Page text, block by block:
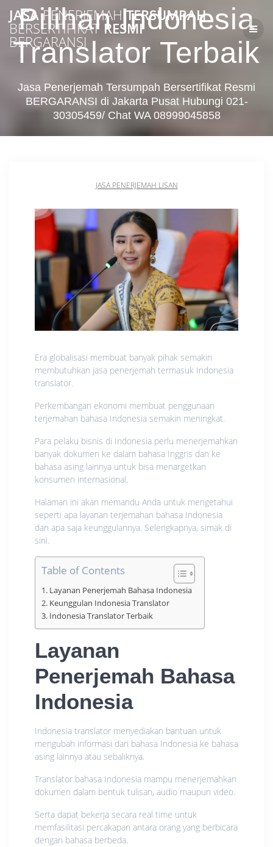
to
content
JASAPENERJEMAHTERSUMPAH
BERSERTIFIKAT RESMI
BERGARANSI
Pilihan Indonesia
Translator Terbaik
Jasa Penerjemah Tersumpah Bersertifikat Resmi
BERGARANSI di Jakarta Pusat Hubungi 021-
30305459/ Chat WA 08999045858
JASA PENERJEMAH LISAN
Era globalisasi membuat banyak pihak semakin
membutuhkan jasa penerjemah termasuk Indonesia
translator.
Perkembangan ekonomi membuat penggunaan
terjemahan bahasa Indonesia semakin meningkat.
Para pelaku bisnis di Indonesia perlu menerjemahkan
banyak dokumen ke dalam bahasa Inggris dan ke
bahasa asing lainnya untuk bisa menargetkan
konsumen internasional.
Halaman ini akan memandu Anda untuk mengetahui
seperti apa layanan terjemahan bahasa Indonesia
dan apa saja keunggulannya. Selengkapnya, simak di
sini.
Table of Contents
Layanan Penerjemah Bahasa Indonesia
Keunggulan Indonesia Translator
Indonesia Translator Terbaik
Layanan
Penerjemah Bahasa
Indonesia
Indonesia translator menyediakan bantuan untuk
mengubah informasi dari bahasa Indonesia ke bahasa
asing lainnya atau sebaliknya.
Translator bahasa Indonesia mampu menerjemahkan
dokumen dalam bentuk tulisan, audio maupun video.
Serta dapat bekerja secara real time untuk
memfasilitasi percakapan antara orang yang berbicara
dengan bahasa berbeda.